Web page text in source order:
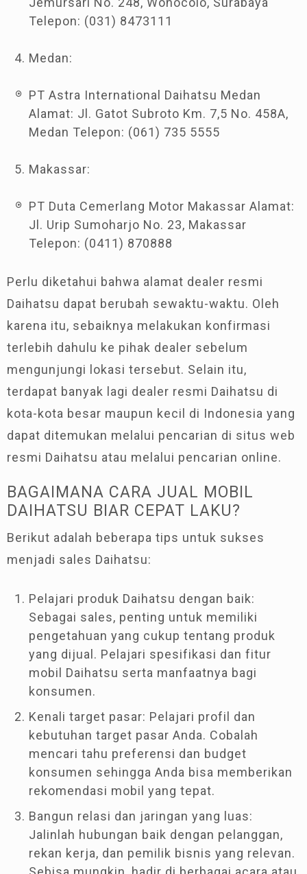
Telepon: (031) 8473111
Medan:
PT Astra International Daihatsu Medan
Alamat: Jl. Gatot Subroto Km. 7,5 No. 458A,
Medan Telepon: (061) 735 5555
Makassar:
PT Duta Cemerlang Motor Makassar Alamat:
Jl. Urip Sumoharjo No. 23, Makassar
Telepon: (0411) 870888
Perlu diketahui bahwa alamat dealer resmi
Daihatsu dapat berubah sewaktu-waktu. Oleh
karena itu, sebaiknya melakukan konfirmasi
terlebih dahulu ke pihak dealer sebelum
mengunjungi lokasi tersebut. Selain itu,
terdapat banyak lagi dealer resmi Daihatsu di
kota-kota besar maupun kecil di Indonesia yang
dapat ditemukan melalui pencarian di situs web
resmi Daihatsu atau melalui pencarian online.
BAGAIMANA CARA JUAL MOBIL
DAIHATSU BIAR CEPAT LAKU?
Berikut adalah beberapa tips untuk sukses
menjadi sales Daihatsu:
Pelajari produk Daihatsu dengan baik:
Sebagai sales, penting untuk memiliki
pengetahuan yang cukup tentang produk
yang dijual. Pelajari spesifikasi dan fitur
mobil Daihatsu serta manfaatnya bagi
konsumen.
Kenali target pasar: Pelajari profil dan
kebutuhan target pasar Anda. Cobalah
mencari tahu preferensi dan budget
konsumen sehingga Anda bisa memberikan
rekomendasi mobil yang tepat.
Bangun relasi dan jaringan yang luas:
Jalinlah hubungan baik dengan pelanggan,
rekan kerja, dan pemilik bisnis yang relevan.